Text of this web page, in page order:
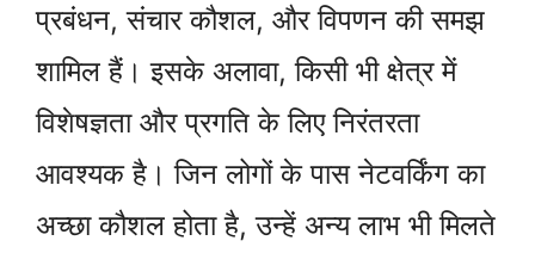
प्रबंधन, संचार कौशल, और विपणन की समझ
शामिल हैं। इसके अलावा, किसी भी क्षेत्र में
विशेषज्ञता और प्रगति के लिए निरंतरता
आवश्यक है। जिन लोगों के पास नेटवर्किंग का
अच्छा कौशल होता है, उन्हें अन्य लाभ भी मिलते